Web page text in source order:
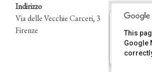
Nardini
Via delle
Eventi
This
Google
Indirizzo
Via delle Vecchie Carceri, 3
Firenze